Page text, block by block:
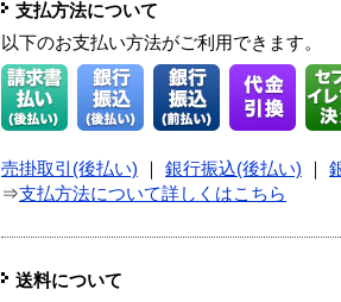
支払方法について
以下のお支払い方法がご利用できます。
売掛取引(後払い) 銀行振込(後払い)
⇒支払方法について詳しくはこちら
送料について